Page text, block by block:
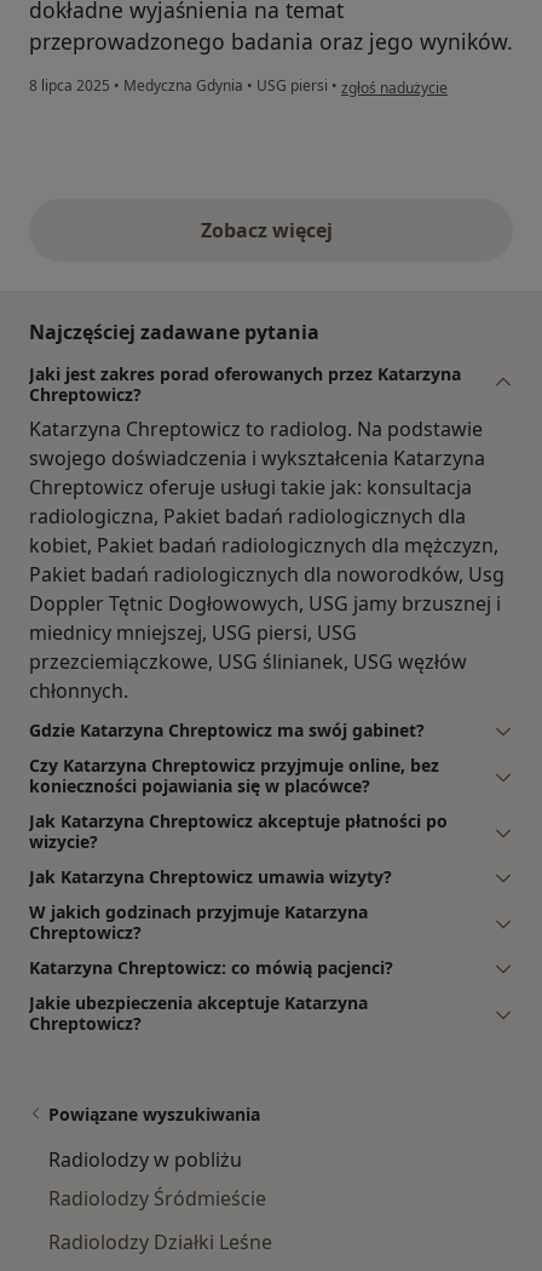
dokładne wyjaśnienia na temat
przeprowadzonego badania oraz jego wyników.
8 lipca 2025 • Medyczna Gdynia • USG piersi • w opinii użytkownika JC
zgłoś nadużycie
Zobacz więcejopinie powyżej
Najczęściej zadawane pytania
Jaki jest zakres porad oferowanych przez Katarzyna
Chreptowicz?
Katarzyna Chreptowicz to radiolog. Na podstawie
swojego doświadczenia i wykształcenia Katarzyna
Chreptowicz oferuje usługi takie jak: konsultacja
radiologiczna, Pakiet badań radiologicznych dla
kobiet, Pakiet badań radiologicznych dla mężczyzn,
Pakiet badań radiologicznych dla noworodków, Usg
Doppler Tętnic Dogłowowych, USG jamy brzusznej i
miednicy mniejszej, USG piersi, USG
przezciemiączkowe, USG ślinianek, USG węzłów
chłonnych.
Gdzie Katarzyna Chreptowicz ma swój gabinet?
Czy Katarzyna Chreptowicz przyjmuje online, bez
konieczności pojawiania się w placówce?
Jak Katarzyna Chreptowicz akceptuje płatności po
wizycie?
Jak Katarzyna Chreptowicz umawia wizyty?
W jakich godzinach przyjmuje Katarzyna
Chreptowicz?
Katarzyna Chreptowicz: co mówią pacjenci?
Jakie ubezpieczenia akceptuje Katarzyna
Chreptowicz?
Powiązane wyszukiwania
Radiolodzy w pobliżu
Radiolodzy Śródmieście
Radiolodzy Działki Leśne